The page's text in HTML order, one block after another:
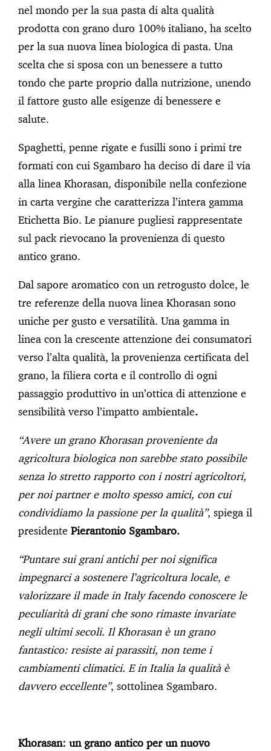
nel mondo per la sua pasta di alta qualità
prodotta con grano duro 100% italiano, ha scelto
per la sua nuova linea biologica di pasta. Una
scelta che si sposa con un benessere a tutto
tondo che parte proprio dalla nutrizione, unendo
il fattore gusto alle esigenze di benessere e
salute.
Spaghetti, penne rigate e fusilli sono i primi tre
formati con cui Sgambaro ha deciso di dare il via
alla linea Khorasan, disponibile nella confezione
in carta vergine che caratterizza l’intera gamma
Etichetta Bio. Le pianure pugliesi rappresentate
sul pack rievocano la provenienza di questo
antico grano.
Dal sapore aromatico con un retrogusto dolce, le
tre referenze della nuova linea Khorasan sono
uniche per gusto e versatilità. Una gamma in
linea con la crescente attenzione dei consumatori
verso l’alta qualità, la provenienza certificata del
grano, la filiera corta e il controllo di ogni
passaggio produttivo in un’ottica di attenzione e
sensibilità verso l’impatto ambientale.
“Avere un grano Khorasan proveniente da
agricoltura biologica non sarebbe stato possibile
senza lo stretto rapporto con i nostri agricoltori,
per noi partner e molto spesso amici, con cui
condividiamo la passione per la qualità”, spiega il
presidente Pierantonio Sgambaro.
“Puntare sui grani antichi per noi significa
impegnarci a sostenere l’agricoltura locale, e
valorizzare il made in Italy facendo conoscere le
peculiarità di grani che sono rimaste invariate
negli ultimi secoli. Il Khorasan è un grano
fantastico: resiste ai parassiti, non teme i
cambiamenti climatici. E in Italia la qualità è
davvero eccellente”, sottolinea Sgambaro.
Khorasan: un grano antico per un nuovo